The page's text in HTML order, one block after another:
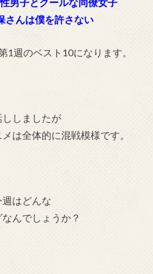
さんは僕を許さない
1週のベスト10になります。
しましたが
は全体的に混戦模様です。
はどんな
んでしょうか？